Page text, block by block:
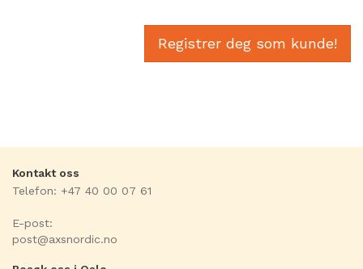
Registrer deg som kunde!
Kontakt oss
Telefon: +47 40 00 07 61
E-post:
post@axsnordic.no